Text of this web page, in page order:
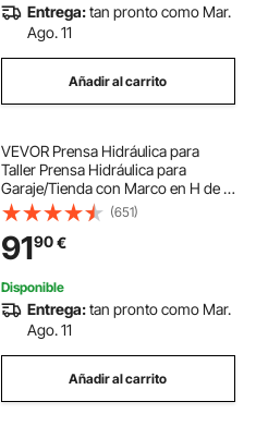
Entrega:tan pronto como Mar.
Ago. 11
Añadir al carrito
VEVOR Prensa Hidráulica para
Taller Prensa Hidráulica para
Garaje/Tienda con Marco en H de 6
T Prensa Ajustable para Taller con
Placas de Prensado Prensa
Hidráulica de Alta Resistencia para
Garaje
(651)
9190€
Disponible
Entrega:tan pronto como Mar.
Ago. 11
Añadir al carrito